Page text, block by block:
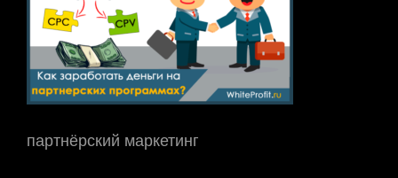
партнёрский маркетинг